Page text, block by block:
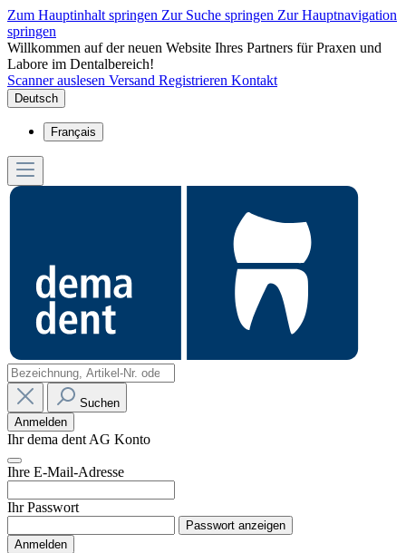
Zum Hauptinhalt springen Zur Suche springen Zur Hauptnavigation
springen
Willkommen auf der neuen Website Ihres Partners für Praxen und
Labore im Dentalbereich!
Scanner auslesen Versand Registrieren Kontakt
Deutsch
Français
Suchen
Anmelden
Ihr dema dent AG Konto
Ihre E-Mail-Adresse
Ihr Passwort
Passwort anzeigen
Anmelden